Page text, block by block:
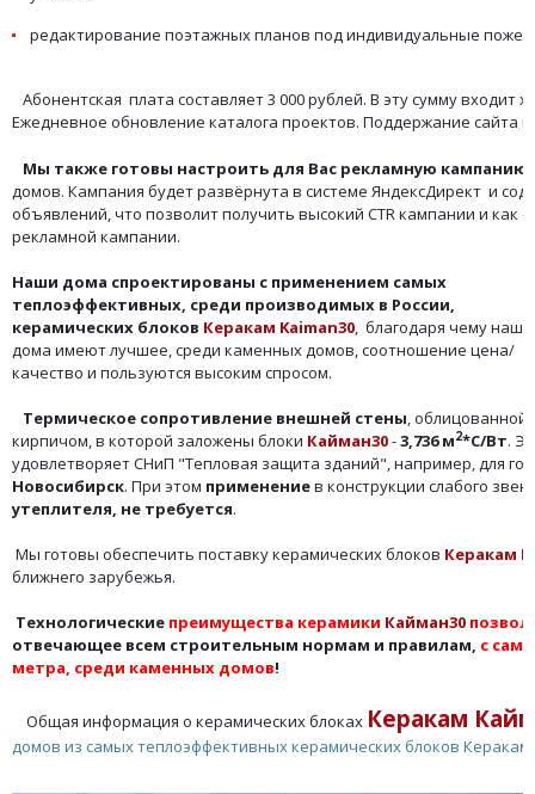
редактирование поэтажных планов под индивидуальные
Абонентская плата составляет 3 000 рублей. В эту сумму входит
Ежедневное обновление каталога проектов. Поддержание сайта в
Мы также готовы настроить для Вас рекламную кампанию
домов. Кампания будет развёрнута в системе ЯндексДирект и
объявлений, что позволит получить высокий CTR кампании и как
рекламной кампании.
Наши дома спроектированы с применением самых
теплоэффективных, среди производимых в России,
керамических блоков Керакам Kaiman30, благодаря чему наши
дома имеют лучшее, среди каменных домов, соотношение цена/
качество и пользуются высоким спросом.
Термическое сопротивление внешней стены, облицованной
кирпичом, в которой заложены блоки Кайман30-3,736 м2*С/Вт.
удовлетворяет СНиП "Тепловая защита зданий", например, для
Новосибирск. При этом применениев конструкции слабого
утеплителя, не требуется.
Мы готовы обеспечить поставку керамических блоков Керакам
ближнего зарубежья.
Технологические преимущества керамики Кайман30
отвечающее всем строительным нормам и правилам, с
метра, среди каменных домов!
Общая информация о керамических блоках Керакам
домов из самых теплоэффективных керамических блоков Керакам